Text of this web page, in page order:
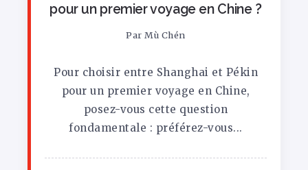
pour un premier voyage en Chine ?
Par Mù Chén
Pour choisir entre Shanghai et Pékin
pour un premier voyage en Chine,
posez-vous cette question
fondamentale : préférez-vous...